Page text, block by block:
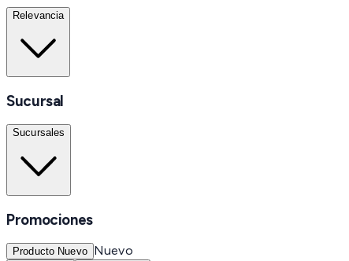
Relevancia
Sucursal
Sucursales
Promociones
Producto Nuevo Nuevo